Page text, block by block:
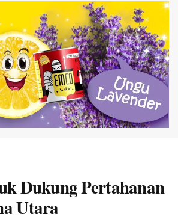
Dukung Pertahanan
Utara